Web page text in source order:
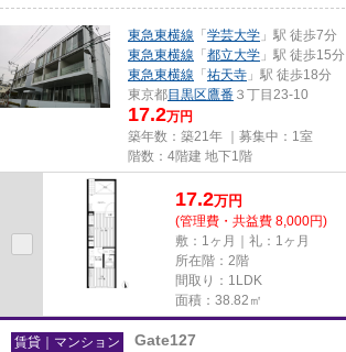
東急東横線 「 学芸大学 」駅 徒歩7分
東急東横線 「 都立大学 」駅 徒歩15分
東急東横線 「 祐天寺 」駅 徒歩18分
東京都目黒区鷹番 ３丁目23-10
17.2万円
築年数：築21年 ｜募集中： 1室
階数：4階建 地下1階
17.2万円
(管理費・共益費 8,000円)
敷：1ヶ月｜礼：1ヶ月
所在階：2階
間取り：1LDK
面積：38.82㎡
賃貸｜マンション Gate127